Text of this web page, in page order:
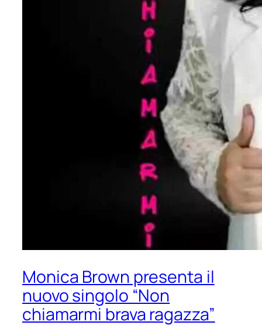
Monica Brown presenta il
nuovo singolo “Non
chiamarmi brava ragazza”